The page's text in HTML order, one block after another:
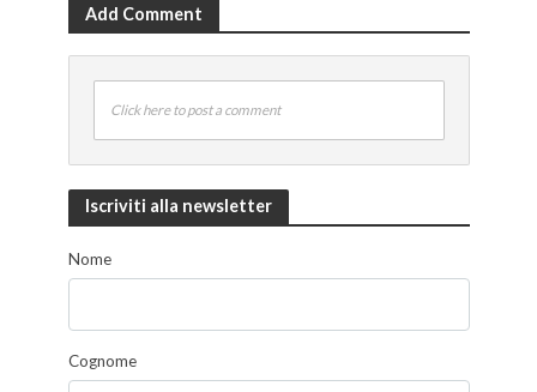
Add Comment
Click here to post a comment
Iscriviti alla newsletter
Nome
Cognome